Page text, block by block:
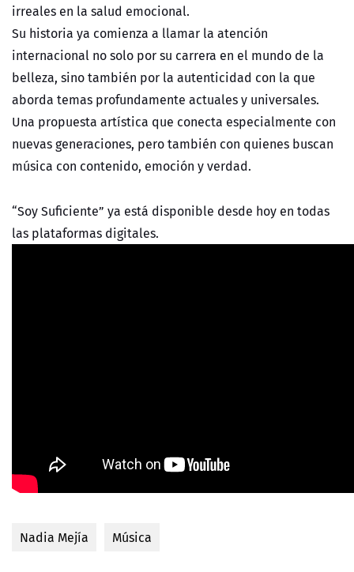
irreales en la salud emocional.
Su historia ya comienza a llamar la atención
internacional no solo por su carrera en el mundo de la
belleza, sino también por la autenticidad con la que
aborda temas profundamente actuales y universales.
Una propuesta artística que conecta especialmente con
nuevas generaciones, pero también con quienes buscan
música con contenido, emoción y verdad.
“Soy Suficiente” ya está disponible desde hoy en todas
las plataformas digitales.
Nadia Mejía Música